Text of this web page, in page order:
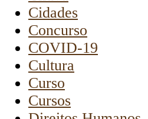
Cidades
Concurso
COVID-19
Cultura
Curso
Cursos